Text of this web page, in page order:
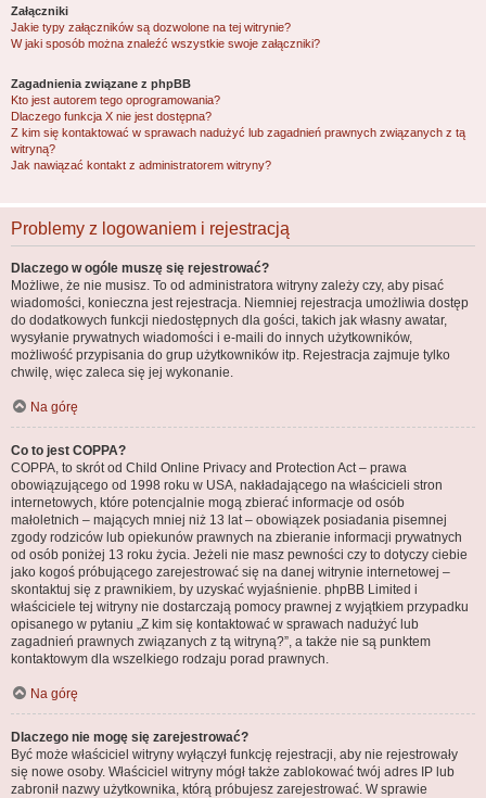
Załączniki
Jakie typy załączników są dozwolone na tej witrynie?
W jaki sposób można znaleźć wszystkie swoje załączniki?
Zagadnienia związane z phpBB
Kto jest autorem tego oprogramowania?
Dlaczego funkcja X nie jest dostępna?
Z kim się kontaktować w sprawach nadużyć lub zagadnień prawnych związanych z tą
witryną?
Jak nawiązać kontakt z administratorem witryny?
Problemy z logowaniem i rejestracją
Dlaczego w ogóle muszę się rejestrować?
Możliwe, że nie musisz. To od administratora witryny zależy czy, aby pisać
wiadomości, konieczna jest rejestracja. Niemniej rejestracja umożliwia dostęp
do dodatkowych funkcji niedostępnych dla gości, takich jak własny awatar,
wysyłanie prywatnych wiadomości i e-maili do innych użytkowników,
możliwość przypisania do grup użytkowników itp. Rejestracja zajmuje tylko
chwilę, więc zaleca się jej wykonanie.
Na górę
Co to jest COPPA?
COPPA, to skrót od Child Online Privacy and Protection Act – prawa
obowiązującego od 1998 roku w USA, nakładającego na właścicieli stron
internetowych, które potencjalnie mogą zbierać informacje od osób
małoletnich – mających mniej niż 13 lat – obowiązek posiadania pisemnej
zgody rodziców lub opiekunów prawnych na zbieranie informacji prywatnych
od osób poniżej 13 roku życia. Jeżeli nie masz pewności czy to dotyczy ciebie
jako kogoś próbującego zarejestrować się na danej witrynie internetowej –
skontaktuj się z prawnikiem, by uzyskać wyjaśnienie. phpBB Limited i
właściciele tej witryny nie dostarczają pomocy prawnej z wyjątkiem przypadku
opisanego w pytaniu „Z kim się kontaktować w sprawach nadużyć lub
zagadnień prawnych związanych z tą witryną?”, a także nie są punktem
kontaktowym dla wszelkiego rodzaju porad prawnych.
Na górę
Dlaczego nie mogę się zarejestrować?
Być może właściciel witryny wyłączył funkcję rejestracji, aby nie rejestrowały
się nowe osoby. Właściciel witryny mógł także zablokować twój adres IP lub
zabronił nazwy użytkownika, którą próbujesz zarejestrować. W sprawie